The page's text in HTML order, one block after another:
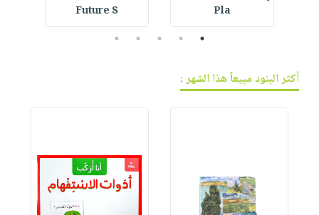
Pla
Future S
1
2
3
4
5
أكثر البنود مبيعاً هذا الشهر :